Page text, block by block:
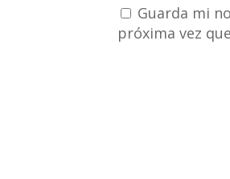
Guarda mi
próxima vez